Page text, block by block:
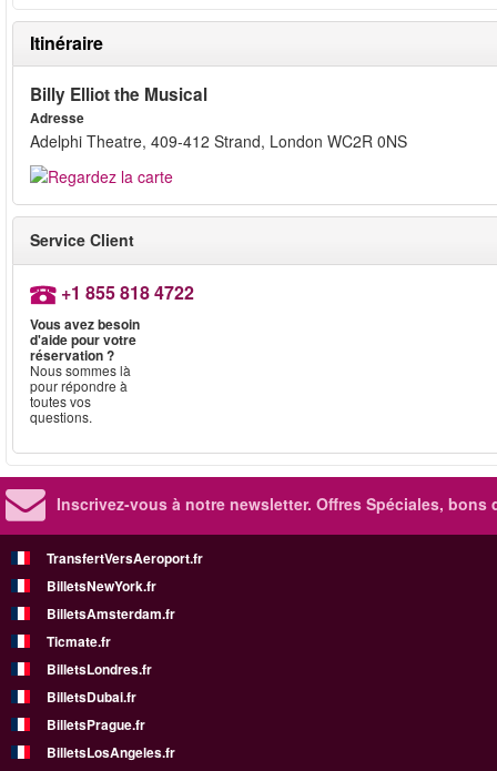
Itinéraire
Billy Elliot the Musical
Adresse
Adelphi Theatre, 409-412 Strand, London WC2R 0NS
Service Client
+1 855 818 4722
Vous avez besoin
d'aide pour votre
réservation ?
Nous sommes là
pour répondre à
toutes vos
questions.
Inscrivez-vous à notre newsletter. Offres Spéciales, bons
TransfertVersAeroport.fr
BilletsNewYork.fr
BilletsAmsterdam.fr
Ticmate.fr
BilletsLondres.fr
BilletsDubai.fr
BilletsPrague.fr
BilletsLosAngeles.fr